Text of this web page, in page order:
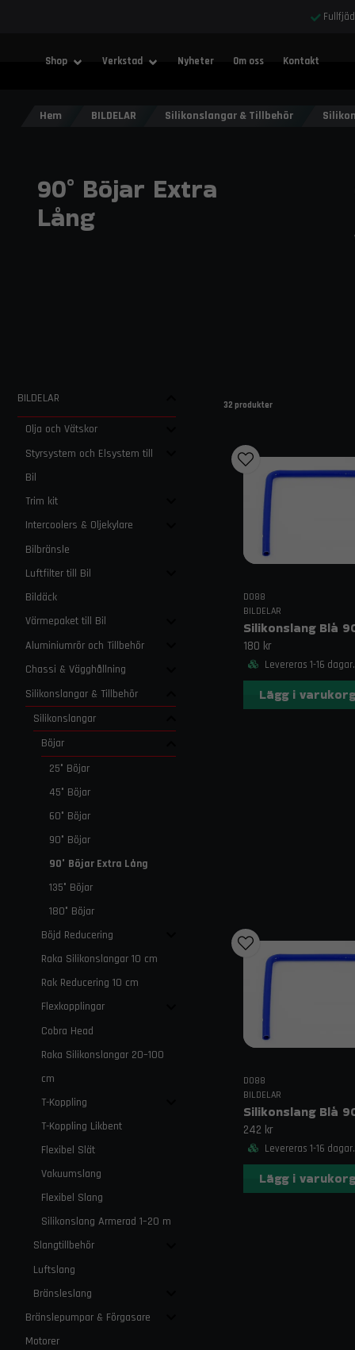
Shop Verkstad Nyheter Om oss Kontakt
Hem BILDELAR Silikonslangar & Tillbehör
90° Böjar Extra
Lång
BILDELAR
Olja och Vätskor
Styrsystem och Elsystem till
Bil
Trim kit
Intercoolers & Oljekylare
Bilbränsle
Luftfilter till Bil
Bildäck
Värmepaket till Bil
Aluminiumrör och Tillbehör
Chassi & Vägghållning
Silikonslangar & Tillbehör
Silikonslangar
Böjar
25° Böjar
45° Böjar
60° Böjar
90° Böjar
90° Böjar Extra Lång
135° Böjar
180° Böjar
Böjd Reducering
Raka Silikonslangar 10 cm
Rak Reducering 10 cm
Flexkopplingar
Cobra Head
Raka Silikonslangar 20–100
cm
T-Koppling
T-Koppling Likbent
Flexibel Slät
Vakuumslang
Flexibel Slang
Silikonslang Armerad 1–20 m
Slangtillbehör
Luftslang
Bränsleslang
Bränslepumpar & Förgasare
Motorer
32 produkter
DO88
BILDELAR
180 kr
Levereras 1-16 dagar.
Lägg i
DO88
BILDELAR
242 kr
Levereras 1-16 dagar.
Lägg i